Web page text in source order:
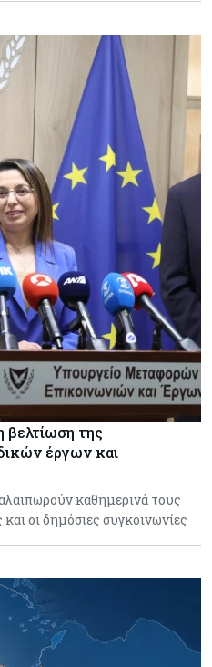
βελτίωση της
έργων και
καθημερινά τους
οι δημόσιες συγκοινωνίες